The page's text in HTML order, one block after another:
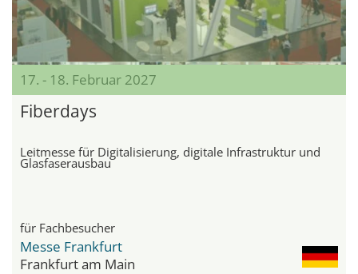
17. - 18. Februar 2027
Fiberdays
Leitmesse für Digitalisierung, digitale Infrastruktur und
Glasfaserausbau
für Fachbesucher
Messe Frankfurt
Frankfurt am Main